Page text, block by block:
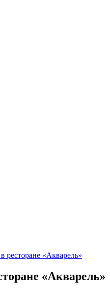
ресторане «Акварель»
«Акварель»